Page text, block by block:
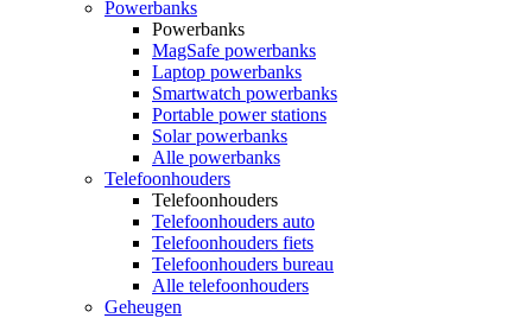
Powerbanks
Powerbanks
MagSafe powerbanks
Laptop powerbanks
Smartwatch powerbanks
Portable power stations
Solar powerbanks
Alle powerbanks
Telefoonhouders
Telefoonhouders
Telefoonhouders auto
Telefoonhouders fiets
Telefoonhouders bureau
Alle telefoonhouders
Geheugen